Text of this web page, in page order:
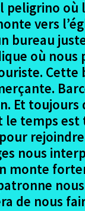
peligrino
vers
bureau
où
Et
le temps
nous
monte
de nous